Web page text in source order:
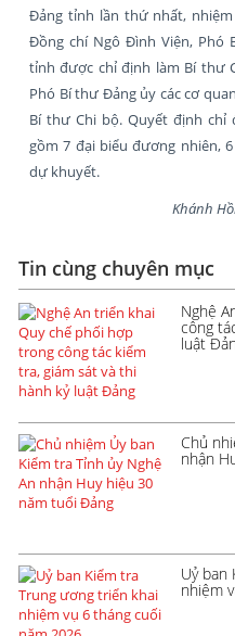
Đảng tỉnh lần thứ nhất, nhiệm
Đồng chí Ngô Đình Viện, Phó
tỉnh được chỉ định làm Bí thư
Phó Bí thư Đảng ủy các cơ
Bí thư Chi bộ. Quyết định
gồm 7 đại biểu đương nhiên,
dự khuyết.
Khánh
Tin cùng chuyên mục
Nghệ
công
luật
Chủ
nhận
Uỷ ban
nhiệm